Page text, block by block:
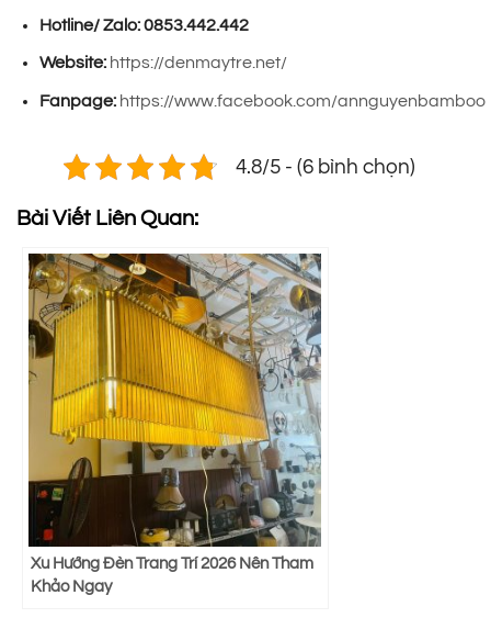
Hotline/ Zalo: 0853.442.442
Website: https://denmaytre.net/
Fanpage: https://www.facebook.com/annguyenbamboo
4.8/5 - (6 bình chọn)
Bài Viết Liên Quan:
Xu Hướng Đèn Trang Trí 2026 Nên Tham
Khảo Ngay